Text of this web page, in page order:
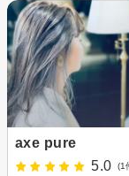
axe pure
5.0
(1